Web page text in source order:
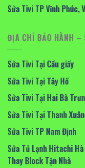
Sửa Tivi TP Vĩnh Phúc,
ĐỊA CHỈ BẢO HÀNH –
Sửa Tivi Tại Cầu giấy
Sửa Tivi Tại Tây Hồ
Sửa Tivi Tại Hai Bà
Sửa Tivi Tại Thanh Xuân
Sửa Tivi TP Nam Định
Sửa Tủ Lạnh Hitachi
Thay Block Tận Nhà